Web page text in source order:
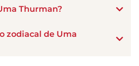
Thurman?
zodiacal de Uma